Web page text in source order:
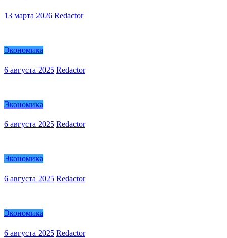
13 марта 2026 Redactor
Экономика
6 августа 2025 Redactor
Экономика
6 августа 2025 Redactor
Экономика
6 августа 2025 Redactor
Экономика
6 августа 2025 Redactor